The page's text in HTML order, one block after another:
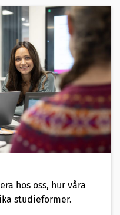
hos oss, hur våra
studieformer.